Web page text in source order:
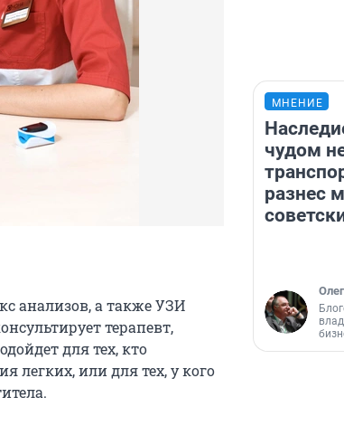
анализов, а также УЗИ
терапевт,
для тех, кто
легких, или для тех, у кого
МНЕНИЕ
чудом
разнес